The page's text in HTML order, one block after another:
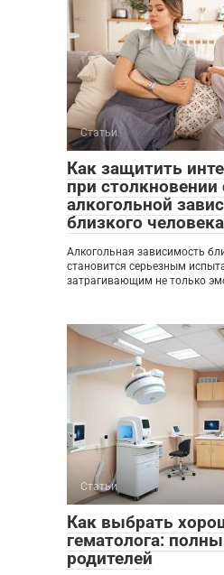
Статьи
Как защитить
при столкновении
алкогольной
близкого человека
Алкогольная зависимость
становится серьезным
затрагивающим не только
Статьи
Как выбрать
гематолога:
родителей